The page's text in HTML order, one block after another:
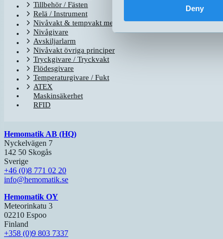
Deny
Tillbehör / Fästen
Relä / Instrument
Nivåvakt & tempvakt med flottör
Nivågivare
Avskiljarlarm
Nivåvakt övriga principer
Tryckgivare / Tryckvakt
Flödesgivare
Temperaturgivare / Fukt
ATEX
Maskinsäkerhet
RFID
Hemomatik AB (HQ)
Nyckelvägen 7
142 50 Skogås
Sverige
+46 (0)8 771 02 20
info@hemomatik.se
Hemomatik OY
Meteorinkatu 3
02210 Espoo
Finland
+358 (0)9 803 7337